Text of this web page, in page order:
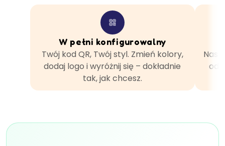
W pełni konfigurowalny
Twój kod QR, Twój styl. Zmień kolory,
dodaj logo i wyróżnij się – dokładnie
tak, jak chcesz.